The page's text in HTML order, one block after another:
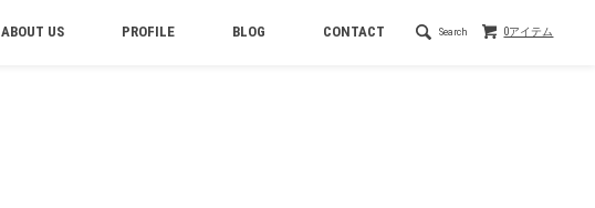
0アイテム
Search
ABOUT US PROFILE BLOG CONTACT